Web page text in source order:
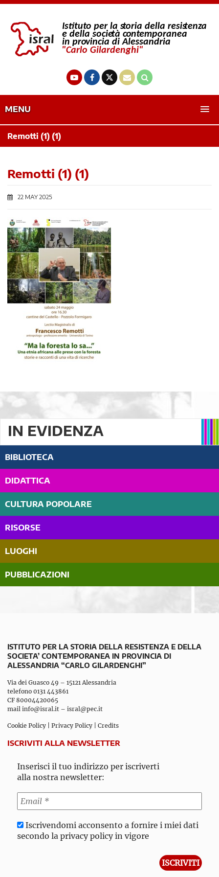
MENU
Remotti (1) (1)
Remotti (1) (1)
22 MAY 2025
IN EVIDENZA
BIBLIOTECA
DIDATTICA
CULTURA POPOLARE
RISORSE
LUOGHI
PUBBLICAZIONI
ISTITUTO PER LA STORIA DELLA RESISTENZA E DELLA
SOCIETA’ CONTEMPORANEA IN PROVINCIA DI
ALESSANDRIA “CARLO GILARDENGHI”
Via dei Guasco 49 – 15121 Alessandria
telefono 0131 443861
CF 80004420065
mail info@isral.it – isral@pec.it
Cookie Policy Privacy Policy Credits
ISCRIVITI ALLA NEWSLETTER
Inserisci il tuo indirizzo per iscriverti
alla nostra newsletter:
Iscrivendomi acconsento a fornire i miei dati
secondo la privacy policy in vigore